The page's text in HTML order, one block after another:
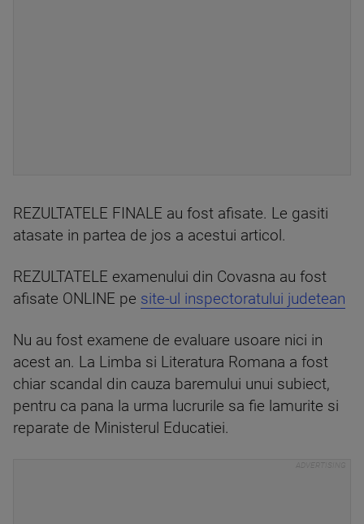
REZULTATELE FINALE au fost afisate. Le gasiti
atasate in partea de jos a acestui articol.
REZULTATELE examenului din Covasna au fost
afisate ONLINE pe site-ul inspectoratului judetean
Nu au fost examene de evaluare usoare nici in
acest an. La Limba si Literatura Romana a fost
chiar scandal din cauza baremului unui subiect,
pentru ca pana la urma lucrurile sa fie lamurite si
reparate de Ministerul Educatiei.